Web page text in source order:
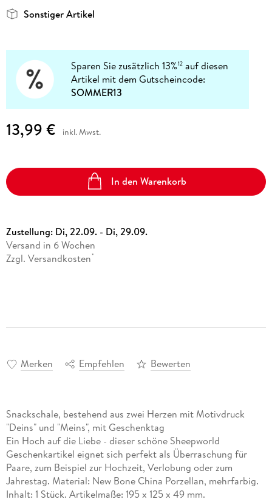
Sonstiger Artikel
Sparen Sie zusätzlich 13%12 auf diesen
Artikel mit dem Gutscheincode:
SOMMER13
13,99 € inkl. Mwst.
In den Warenkorb
Zustellung: Di, 22.09. - Di, 29.09.
Versand in 6 Wochen
Zzgl. Versandkosten *
Merken Empfehlen Bewerten
Snackschale, bestehend aus zwei Herzen mit Motivdruck
"Deins" und "Meins", mit Geschenktag
Ein Hoch auf die Liebe - dieser schöne Sheepworld
Geschenkartikel eignet sich perfekt als Überraschung für
Paare, zum Beispiel zur Hochzeit, Verlobung oder zum
Jahrestag. Material: New Bone China Porzellan, mehrfarbig.
Inhalt: 1 Stück. Artikelmaße: 195 x 125 x 49 mm.